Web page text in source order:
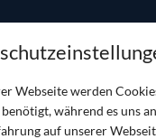
Webseite werden
während es uns
auf unserer